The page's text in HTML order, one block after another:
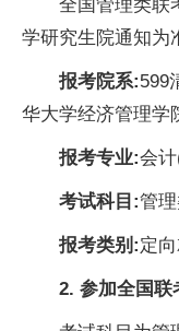
全国管理类联
学研究生院通知为
报考院系:599
华大学经济管理学
报考专业:会
考试科目:管
报考类别:定
2. 参加全国联